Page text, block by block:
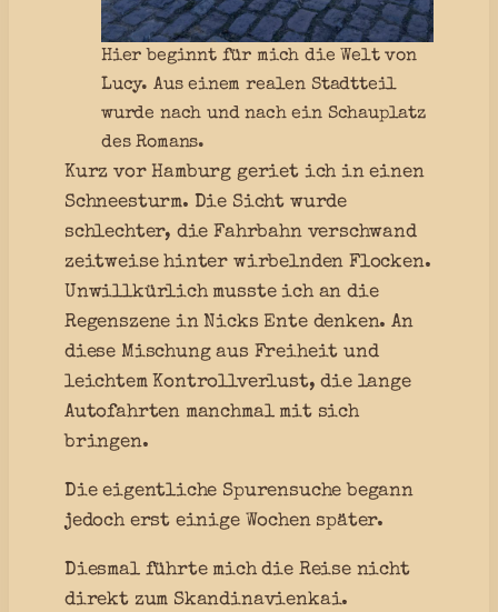
Hier beginnt für mich die Welt von
Lucy. Aus einem realen Stadtteil
wurde nach und nach ein Schauplatz
des Romans.
Kurz vor Hamburg geriet ich in einen
Schneesturm. Die Sicht wurde
schlechter, die Fahrbahn verschwand
zeitweise hinter wirbelnden Flocken.
Unwillkürlich musste ich an die
Regenszene in Nicks Ente denken. An
diese Mischung aus Freiheit und
leichtem Kontrollverlust, die lange
Autofahrten manchmal mit sich
bringen.
Die eigentliche Spurensuche begann
jedoch erst einige Wochen später.
Diesmal führte mich die Reise nicht
direkt zum Skandinavienkai.